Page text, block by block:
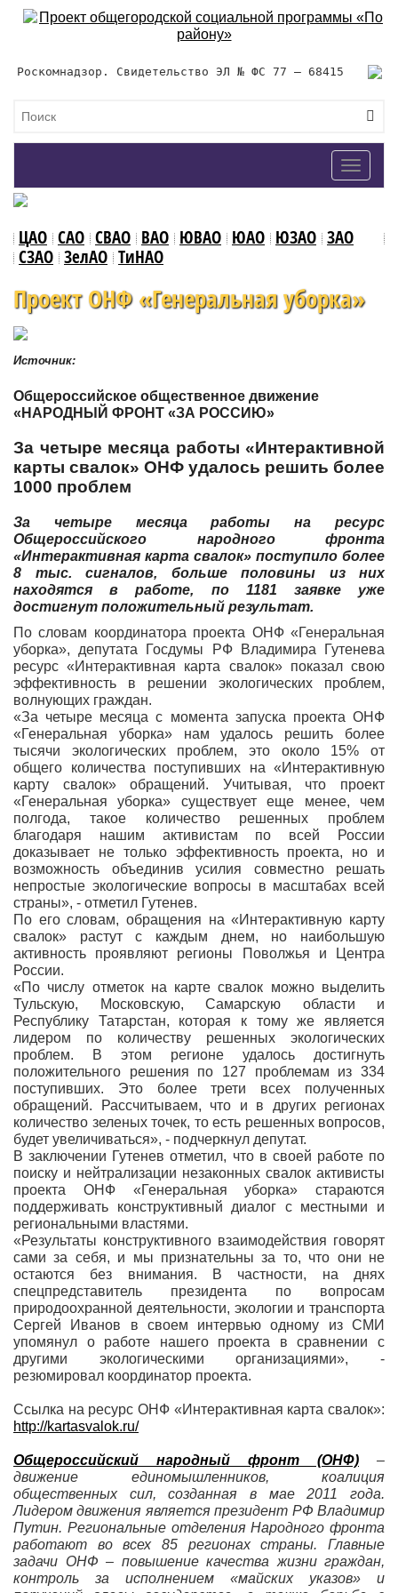
Роскомнадзор. Свидетельство ЭЛ № ФС 77 – 68415
Toggle
ЦАО САО СВАО ВАО ЮВАО ЮАО ЮЗАО ЗАО
СЗАО ЗелАО ТиНАО
Проект ОНФ «Генеральная уборка»
Источник:
Общероссийское общественное движение
«НАРОДНЫЙ ФРОНТ «ЗА РОССИЮ»
За четыре месяца работы «Интерактивной
карты свалок» ОНФ удалось решить более
1000 проблем
За четыре месяца работы на ресурс
Общероссийского народного фронта
«Интерактивная карта свалок» поступило более
8 тыс. сигналов, больше половины из них
находятся в работе, по 1181 заявке уже
достигнут положительный результат.
По словам координатора проекта ОНФ «Генеральная
уборка», депутата Госдумы РФ Владимира Гутенева
ресурс «Интерактивная карта свалок» показал свою
эффективность в решении экологических проблем,
волнующих граждан.
«За четыре месяца с момента запуска проекта ОНФ
«Генеральная уборка» нам удалось решить более
тысячи экологических проблем, это около 15% от
общего количества поступивших на «Интерактивную
карту свалок» обращений. Учитывая, что проект
«Генеральная уборка» существует еще менее, чем
полгода, такое количество решенных проблем
благодаря нашим активистам по всей России
доказывает не только эффективность проекта, но и
возможность объединив усилия совместно решать
непростые экологические вопросы в масштабах всей
страны», - отметил Гутенев.
По его словам, обращения на «Интерактивную карту
свалок» растут с каждым днем, но наибольшую
активность проявляют регионы Поволжья и Центра
России.
«По числу отметок на карте свалок можно выделить
Тульскую, Московскую, Самарскую области и
Республику Татарстан, которая к тому же является
лидером по количеству решенных экологических
проблем. В этом регионе удалось достигнуть
положительного решения по 127 проблемам из 334
поступивших. Это более трети всех полученных
обращений. Рассчитываем, что и в других регионах
количество зеленых точек, то есть решенных вопросов,
будет увеличиваться», - подчеркнул депутат.
В заключении Гутенев отметил, что в своей работе по
поиску и нейтрализации незаконных свалок активисты
проекта ОНФ «Генеральная уборка» стараются
поддерживать конструктивный диалог с местными и
региональными властями.
«Результаты конструктивного взаимодействия говорят
сами за себя, и мы признательны за то, что они не
остаются без внимания. В частности, на днях
спецпредставитель президента по вопросам
природоохранной деятельности, экологии и транспорта
Сергей Иванов в своем интервью одному из СМИ
упомянул о работе нашего проекта в сравнении с
другими экологическими организациями», -
резюмировал координатор проекта.
Ссылка на ресурс ОНФ «Интерактивная карта свалок»:
http://kartasvalok.ru/
Общероссийский народный фронт (ОНФ) –
движение единомышленников, коалиция
общественных сил, созданная в мае 2011 года.
Лидером движения является президент РФ Владимир
Путин. Региональные отделения Народного фронта
работают во всех 85 регионах страны. Главные
задачи ОНФ – повышение качества жизни граждан,
контроль за исполнением «майских указов» и